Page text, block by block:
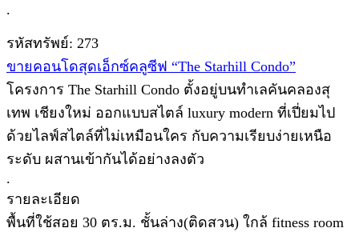
.
รหัสทรัพย์: 273
ขายคอนโดสุดเอ็กซ์คลูซีฟ “The Starhill Condo”
โครงการ The Starhill Condo ตั้งอยู่บนทำเลคันคลองสุ
เทพ เชียงใหม่ ออกแบบสไตล์ luxury modern ที่เปี่ยมไป
ด้วยไลฟ์สไตล์ที่ไม่เหมือนใคร กับความเรียบง่ายเหนือ
ระดับ ผสานเข้ากันได้อย่างลงตัว
.
รายละเอียด
พื้นที่ใช้สอย 30 ตร.ม. ชั้นล่าง(ติดสวน) ใกล้ fitness room